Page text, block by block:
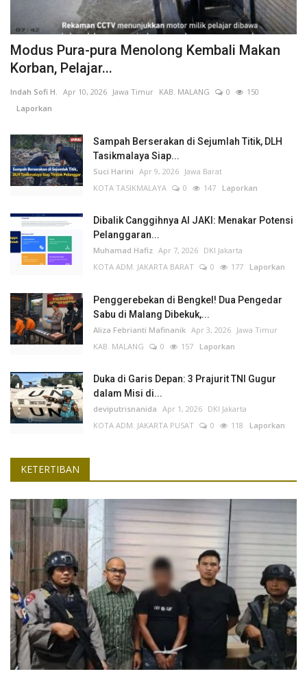
Modus Pura-pura Menolong Kembali Makan
Korban, Pelajar...
Indah Sofi H. Apr 10, 2026 Jawa Timur KAB. MALANG 0
150
Laporkan
Sampah Berserakan di Sejumlah Titik, DLH
Tasikmalaya Siap...
Suci Harini Apr 9, 2026 Jawa Barat
KOTA TASIKMALAYA
0 147 Laporkan
Dibalik Canggihnya AI JAKI: Menakar Potensi
Pelanggaran...
Muhamad Hafiz Apr 7, 2026 DKI Jakarta
KOTA ADM. JAKARTA BARAT
0 177 Laporkan
Penggerebekan di Bengkel! Dua Pengedar
Sabu di Malang Dibekuk,...
Aliza Febrianti Mafinanik Apr 3, 2026 Jawa Timur
KAB. MALANG
0 157 Laporkan
Duka di Garis Depan: 3 Prajurit TNI Gugur
dalam Misi di...
deviputrisnanida Apr 1, 2026 DKI Jakarta
KOTA ADM. JAKARTA PUSAT
0 118 Laporkan
KETERTIBAN